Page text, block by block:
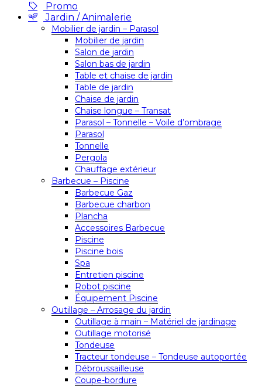
Promo
Jardin / Animalerie
Mobilier de jardin – Parasol
Mobilier de jardin
Salon de jardin
Salon bas de jardin
Table et chaise de jardin
Table de jardin
Chaise de jardin
Chaise longue – Transat
Parasol – Tonnelle – Voile d’ombrage
Parasol
Tonnelle
Pergola
Chauffage extérieur
Barbecue – Piscine
Barbecue Gaz
Barbecue charbon
Plancha
Accessoires Barbecue
Piscine
Piscine bois
Spa
Entretien piscine
Robot piscine
Équipement Piscine
Outillage – Arrosage du jardin
Outillage à main – Matériel de jardinage
Outillage motorisé
Tondeuse
Tracteur tondeuse – Tondeuse autoportée
Débroussailleuse
Coupe-bordure